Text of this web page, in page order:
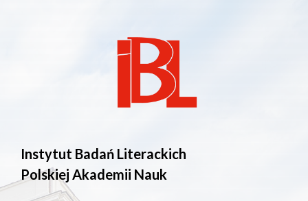
Instytut Badań Literackich
Polskiej Akademii Nauk